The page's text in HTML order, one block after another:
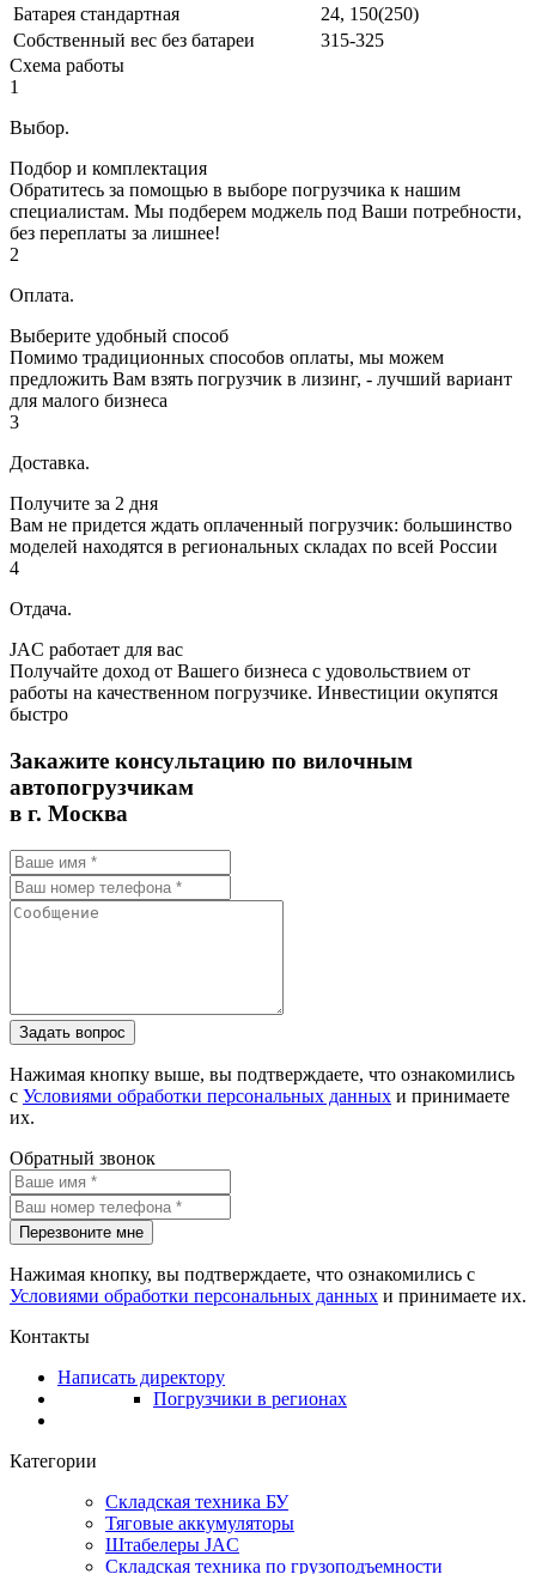
Батарея стандартная
24, 150(250)
Собственный вес без батареи
315-325
Схема работы
1
Выбор.
Подбор и комплектация
Обратитесь за помощью в выборе погрузчика к нашим
специалистам. Мы подберем моджель под Ваши потребности,
без переплаты за лишнее!
2
Оплата.
Выберите удобный способ
Помимо традиционных способов оплаты, мы можем
предложить Вам взять погрузчик в лизинг, - лучший вариант
для малого бизнеса
3
Доставка.
Получите за 2 дня
Вам не придется ждать оплаченный погрузчик: большинство
моделей находятся в региональных складах по всей России
4
Отдача.
JAC работает для вас
Получайте доход от Вашего бизнеса с удовольствием от
работы на качественном погрузчике. Инвестиции окупятся
быстро
Закажите консультацию по вилочным
автопогрузчикам
в г. Москва
Задать вопрос
Нажимая кнопку выше, вы подтверждаете, что ознакомились
с Условиями обработки персональных данных и принимаете
их.
Обратный звонок
Перезвоните мне
Нажимая кнопку, вы подтверждаете, что ознакомились с
Условиями обработки персональных данных и принимаете их.
Контакты
Написать директору
Погрузчики в регионах
Категории
Складская техника БУ
Тяговые аккумуляторы
Штабелеры JAC
Складская техника по грузоподъемности